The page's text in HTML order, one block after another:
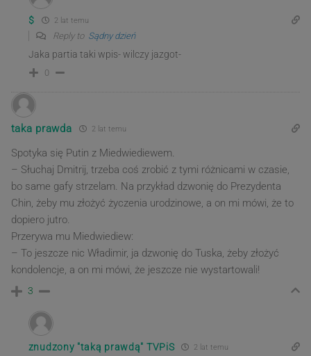
$ 2 lat temu
Reply to Sądny dzień
Jaka partia taki wpis- wilczy jazgot-
0
taka prawda 2 lat temu
Spotyka się Putin z Miedwiediewem.
– Słuchaj Dmitrij, trzeba coś zrobić z tymi różnicami w czasie,
bo same gafy strzelam. Na przykład dzwonię do Prezydenta
Chin, żeby mu złożyć życzenia urodzinowe, a on mi mówi, że to
dopiero jutro.
Przerywa mu Miedwiediew:
– To jeszcze nic Władimir, ja dzwonię do Tuska, żeby złożyć
kondolencje, a on mi mówi, że jeszcze nie wystartowali!
3
znudzony "taką prawdą" TVPiS 2 lat temu